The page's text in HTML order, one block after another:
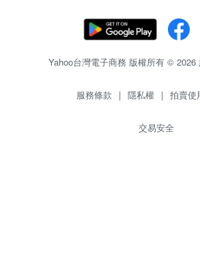
Yahoo台灣電子商務 版權所有 © 2026
服務條款 | 隱私權 | 拍賣使
交易安全